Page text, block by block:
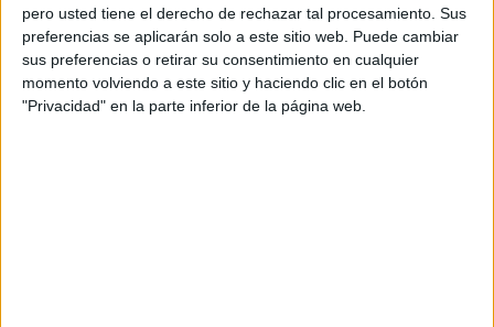
pero usted tiene el derecho de rechazar tal procesamiento. Sus
preferencias se aplicarán solo a este sitio web. Puede cambiar
sus preferencias o retirar su consentimiento en cualquier
momento volviendo a este sitio y haciendo clic en el botón
"Privacidad" en la parte inferior de la página web.
te ahoga en silencio. Aunque no lo parezca. Aunque te
creas/creyeses inmune. Aunque alguna vez albergaras el
vano pensamiento de que el viaje había terminado pero
sin embargo sólo acababa de empezar, es cuando te